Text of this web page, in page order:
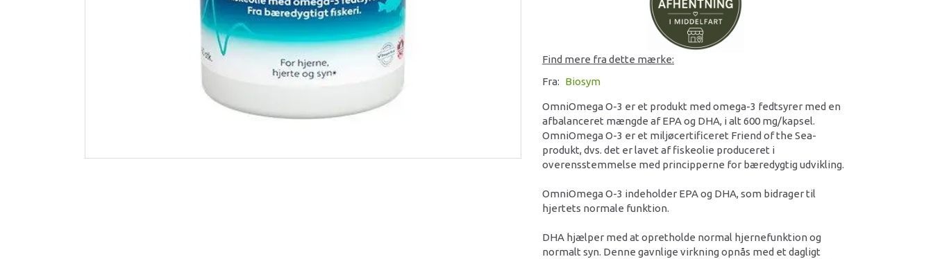
Find mere fra dette mærke:
Fra: Biosym
OmniOmega O-3 er et produkt med omega-3 fedtsyrer med en
afbalanceret mængde af EPA og DHA, i alt 600 mg/kapsel.
OmniOmega O-3 er et miljøcertificeret Friend of the Sea-
produkt, dvs. det er lavet af fiskeolie produceret i
overensstemmelse med principperne for bæredygtig udvikling.
OmniOmega O-3 indeholder EPA og DHA, som bidrager til
hjertets normale funktion.
DHA hjælper med at opretholde normal hjernefunktion og
normalt syn. Denne gavnlige virkning opnås med et dagligt